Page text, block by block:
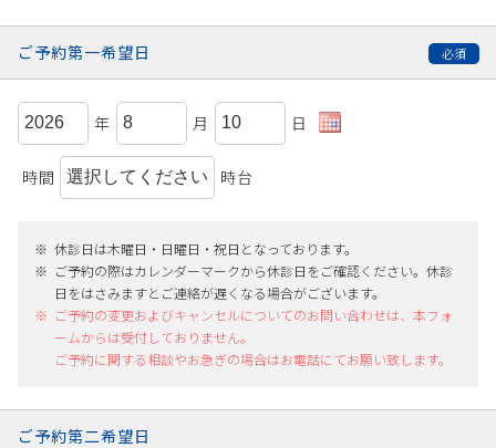
ご予約第一希望日
年 月 日
時間 時台
休診日は木曜日・日曜日・祝日となっております。
ご予約の際はカレンダーマークから休診日をご確認ください。休診
日をはさみますとご連絡が遅くなる場合がございます。
ご予約の変更およびキャンセルについてのお問い合わせは、本フォ
ームからは受付しておりません。
ご予約に関する相談やお急ぎの場合はお電話にてお願い致します。
ご予約第二希望日